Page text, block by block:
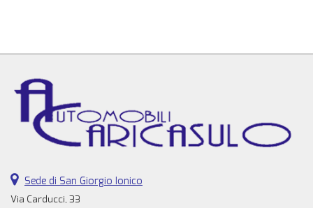
Sede di San Giorgio Ionico
Via Carducci, 33